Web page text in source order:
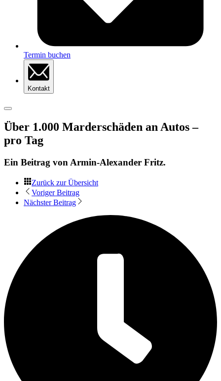
Termin buchen
Kontakt
Über 1.000 Marderschäden an Autos –
pro Tag
Ein Beitrag von Armin-Alexander Fritz.
Zurück zur Übersicht
Voriger Beitrag
Nächster Beitrag